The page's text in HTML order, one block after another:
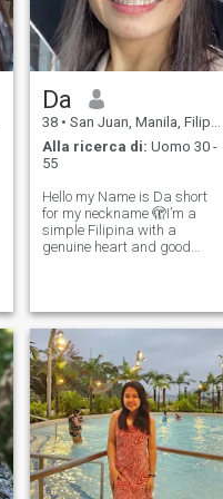
Da
38 • San Juan, Manila, Filippine
Alla ricerca di: Uomo 30 -
55
Hello my Name is Da short
for my neckname 🫣I’m a
simple Filipina with a
genuine heart and good
respect, and consistent effort
from both people. I may be
soft-hearted